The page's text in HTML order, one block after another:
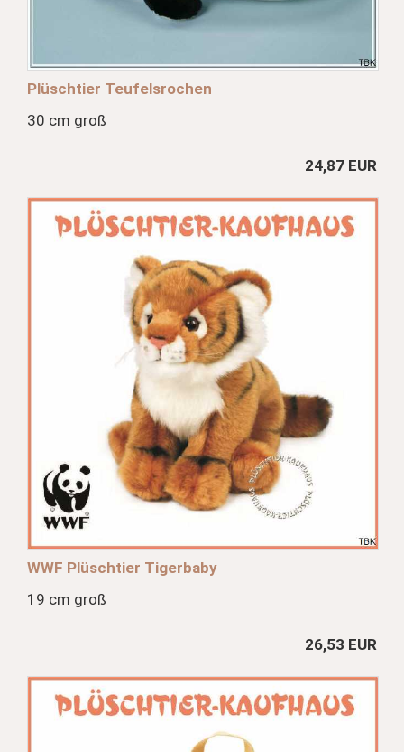
Plüschtier Teufelsrochen
30 cm groß
24,87 EUR
WWF Plüschtier Tigerbaby
19 cm groß
26,53 EUR